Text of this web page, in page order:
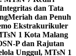
dan Tata
Meriah dan Penuh
Ekstrakurikuler
1 Kota Malang
P dan Rajutan
Unggul, MTsN 1